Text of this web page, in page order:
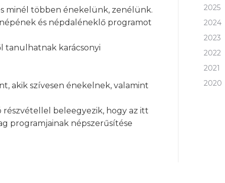
minél többen énekelünk, zenélünk.
és népdaléneklő programot
tanulhatnak karácsonyi
akik szívesen énekelnek, valamint
beleegyezik, hogy az itt
programjainak népszerűsítése
2025
2024
2023
2022
2021
2020